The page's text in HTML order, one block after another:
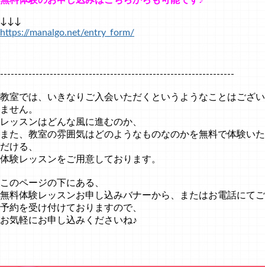
↓↓↓
https://manalgo.net/entry_form/
------------------------------------------------------------------
教室では、いきなりご入会いただくというようなことはござい
ません。
レッスンはどんな風に進むのか、
また、教室の雰囲気はどのようなものなのかを無料で体験いた
だける、
体験レッスンをご用意しております。
このページの下にある、
無料体験レッスンお申し込みバナーから、またはお電話にてご
予約を受け付けておりますので、
お気軽にお申し込みくださいね♪